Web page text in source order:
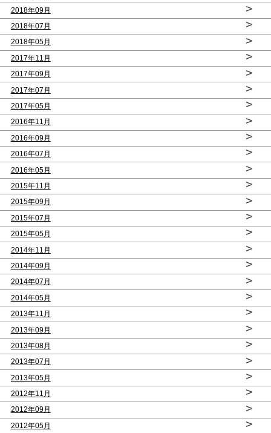
2018年09月 >
2018年07月 >
2018年05月 >
2017年11月 >
2017年09月 >
2017年07月 >
2017年05月 >
2016年11月 >
2016年09月 >
2016年07月 >
2016年05月 >
2015年11月 >
2015年09月 >
2015年07月 >
2015年05月 >
2014年11月 >
2014年09月 >
2014年07月 >
2014年05月 >
2013年11月 >
2013年09月 >
2013年08月 >
2013年07月 >
2013年05月 >
2012年11月 >
2012年09月 >
2012年05月 >